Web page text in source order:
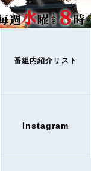
番組内紹介リスト
Instagram